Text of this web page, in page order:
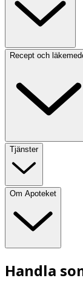
Recept och
Tjänster
Om Apoteket
Handla